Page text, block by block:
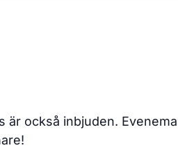
är också inbjuden.